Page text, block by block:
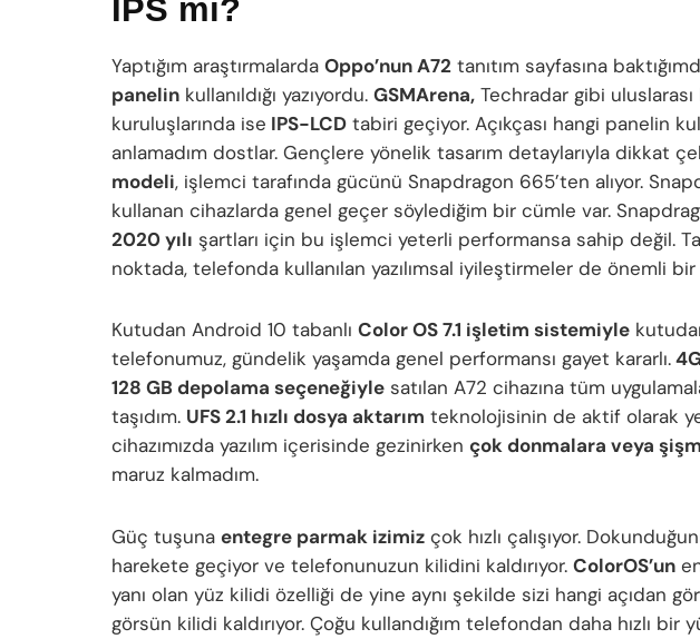
IPS mi?
Yaptığım araştırmalarda Oppo’nun A72 tanıtım sayfasına
panelin kullanıldığı yazıyordu. GSMArena, Techradar gibi uluslarası
kuruluşlarında ise IPS-LCD tabiri geçiyor. Açıkçası hangi panelin
anlamadım dostlar. Gençlere yönelik tasarım detaylarıyla dikkat
modeli, işlemci tarafında gücünü Snapdragon 665’ten alıyor.
kullanan cihazlarda genel geçer söylediğim bir cümle var.
2020 yılı şartları için bu işlemci yeterli performansa sahip değil.
noktada, telefonda kullanılan yazılımsal iyileştirmeler de önemli
Kutudan Android 10 tabanlı Color OS 7.1 işletim sistemiyle
telefonumuz, gündelik yaşamda genel performansı gayet kararlı.
128 GB depolama seçeneğiyle satılan A72 cihazına tüm
taşıdım. UFS 2.1 hızlı dosya aktarım teknolojisinin de aktif olarak
cihazımızda yazılım içerisinde gezinirken çok donmalara veya
maruz kalmadım.
Güç tuşuna entegre parmak izimiz çok hızlı çalışıyor.
harekete geçiyor ve telefonunuzun kilidini kaldırıyor. ColorOS’un
yanı olan yüz kilidi özelliği de yine aynı şekilde sizi hangi açıdan
görsün kilidi kaldırıyor. Çoğu kullandığım telefondan daha hızlı bir